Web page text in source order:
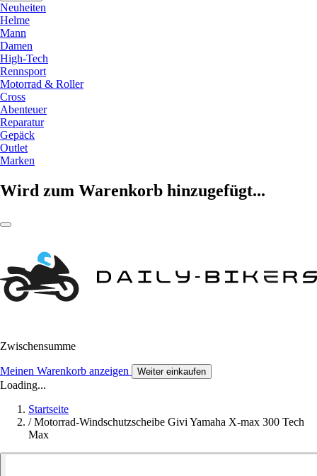
Neuheiten
Helme
Mann
Damen
High-Tech
Rennsport
Motorrad & Roller
Cross
Abenteuer
Reparatur
Gepäck
Outlet
Marken
Wird zum Warenkorb hinzugefügt...
Zwischensumme
Meinen Warenkorb anzeigen Weiter einkaufen
Loading...
Startseite
/ Motorrad-Windschutzscheibe Givi Yamaha X-max 300 Tech
Max